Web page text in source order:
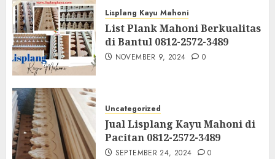
Lisplang Kayu Mahoni
List Plank Mahoni Berkualitas
di Bantul 0812-2572-3489
NOVEMBER 9, 2024 0
Uncategorized
Jual Lisplang Kayu Mahoni di
Pacitan 0812-2572-3489
SEPTEMBER 24, 2024 0